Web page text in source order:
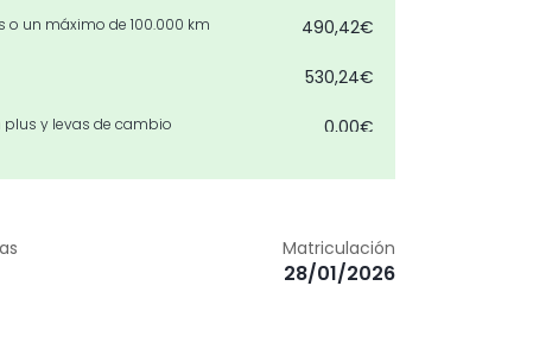
o un máximo de 100.000 km 490,42€
530,24€
plus y levas de cambio 0,00€
905,78€
0,00€
Matriculación
28/01/2026